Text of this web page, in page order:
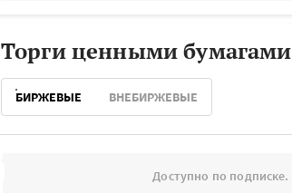
Торги ценными бумагами
БИРЖЕВЫЕ ВНЕБИРЖЕВЫЕ
Доступно по подписке.